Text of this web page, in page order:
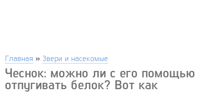
Главная » Звери и насекомые
Чеснок: можно ли с его помощью
отпугивать белок? Вот как